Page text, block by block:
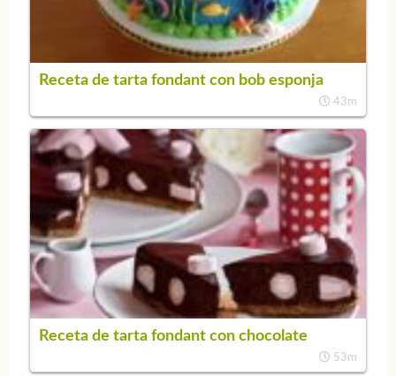
Receta de tarta fondant con bob esponja
43m
Receta de tarta fondant con chocolate
53m